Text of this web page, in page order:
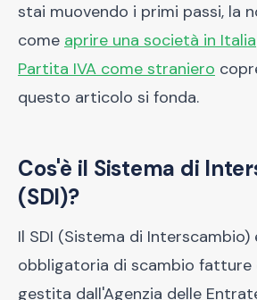
stai muovendo i primi passi, la
come aprire una società in Italia
Partita IVA come straniero
questo articolo si fonda.
Cos'è il Sistema di
(SDI)?
Il SDI (Sistema di
obbligatoria di scambio
gestita dall'Agenzia delle